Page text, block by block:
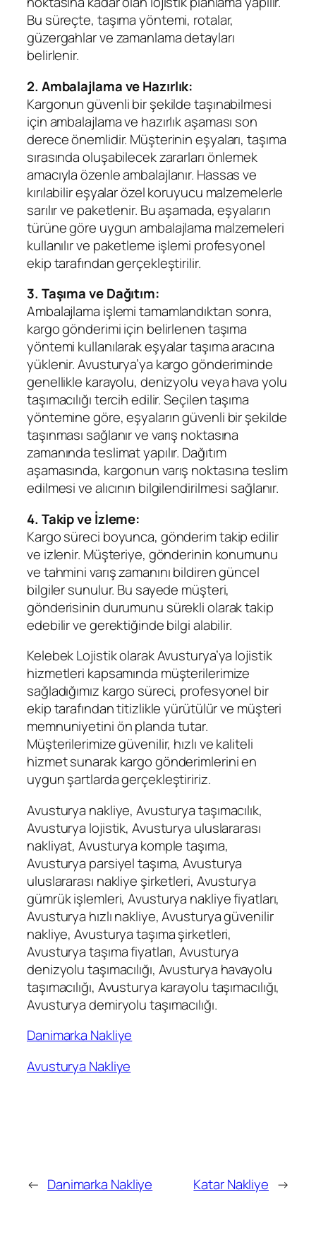
Bu süreçte, taşıma yöntemi, rotalar,
güzergahlar ve zamanlama detayları
belirlenir.
2. Ambalajlama ve Hazırlık:
Kargonun güvenli bir şekilde taşınabilmesi
için ambalajlama ve hazırlık aşaması son
derece önemlidir. Müşterinin eşyaları, taşıma
sırasında oluşabilecek zararları önlemek
amacıyla özenle ambalajlanır. Hassas ve
kırılabilir eşyalar özel koruyucu malzemelerle
sarılır ve paketlenir. Bu aşamada, eşyaların
türüne göre uygun ambalajlama malzemeleri
kullanılır ve paketleme işlemi profesyonel
ekip tarafından gerçekleştirilir.
3. Taşıma ve Dağıtım:
Ambalajlama işlemi tamamlandıktan sonra,
kargo gönderimi için belirlenen taşıma
yöntemi kullanılarak eşyalar taşıma aracına
yüklenir. Avusturya’ya kargo gönderiminde
genellikle karayolu, denizyolu veya hava yolu
taşımacılığı tercih edilir. Seçilen taşıma
yöntemine göre, eşyaların güvenli bir şekilde
taşınması sağlanır ve varış noktasına
zamanında teslimat yapılır. Dağıtım
aşamasında, kargonun varış noktasına teslim
edilmesi ve alıcının bilgilendirilmesi sağlanır.
4. Takip ve İzleme:
Kargo süreci boyunca, gönderim takip edilir
ve izlenir. Müşteriye, gönderinin konumunu
ve tahmini varış zamanını bildiren güncel
bilgiler sunulur. Bu sayede müşteri,
gönderisinin durumunu sürekli olarak takip
edebilir ve gerektiğinde bilgi alabilir.
Kelebek Lojistik olarak Avusturya’ya lojistik
hizmetleri kapsamında müşterilerimize
sağladığımız kargo süreci, profesyonel bir
ekip tarafından titizlikle yürütülür ve müşteri
memnuniyetini ön planda tutar.
Müşterilerimize güvenilir, hızlı ve kaliteli
hizmet sunarak kargo gönderimlerini en
uygun şartlarda gerçekleştiririz.
Avusturya nakliye, Avusturya taşımacılık,
Avusturya lojistik, Avusturya uluslararası
nakliyat, Avusturya komple taşıma,
Avusturya parsiyel taşıma, Avusturya
uluslararası nakliye şirketleri, Avusturya
gümrük işlemleri, Avusturya nakliye fiyatları,
Avusturya hızlı nakliye, Avusturya güvenilir
nakliye, Avusturya taşıma şirketleri,
Avusturya taşıma fiyatları, Avusturya
denizyolu taşımacılığı, Avusturya havayolu
taşımacılığı, Avusturya karayolu taşımacılığı,
Avusturya demiryolu taşımacılığı.
Danimarka Nakliye
Avusturya Nakliye
← Danimarka Nakliye Katar Nakliye →